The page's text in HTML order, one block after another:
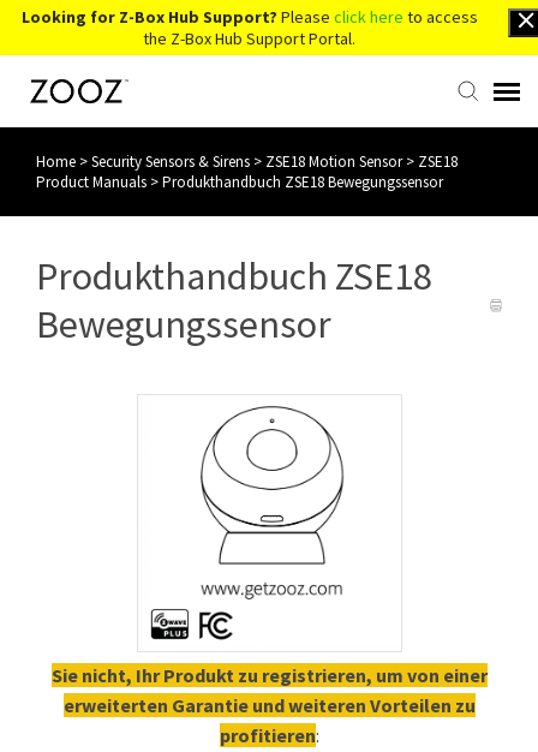
Looking for Z-Box Hub Support? Please click here to access
the Z-Box Hub Support Portal.
Knowledge Base
Home >Security Sensors & Sirens > ZSE18 Motion Sensor> ZSE18
Product Manuals >Produkthandbuch ZSE18 Bewegungssensor
Produkthandbuch ZSE18
Bewegungssensor
Sie nicht, Ihr Produkt zu registrieren, um von einer
erweiterten Garantie und weiteren Vorteilen zu
profitieren: